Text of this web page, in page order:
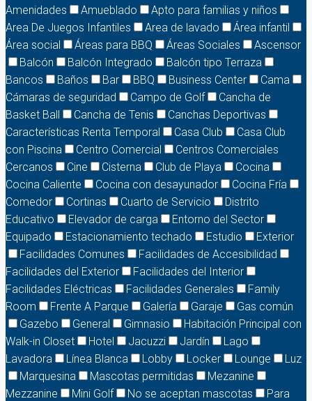
Amenidades
Amueblado
Apto para familias y niños
Area De Juegos Infantiles
Area de lavado
Área infantil
Área social
Áreas para BBQ Áreas Sociales
Ascensor
Balcón
Balcón Integrado
Balcón tipo Terraza
Bancos
Baños Bar BBQ Business Center
Cama
Cámaras de seguridad
Campo de Golf
Cancha de
Basket Ball
Cancha de Tenis
Canchas Deportivas
Características Renta Temporal
Casa Club
Casa Club
con Piscina
Centro Comercial
Centros Comerciales
Cercanos
Cine Cisterna Club de Playa
Cocina
Cocina Caliente
Cocina con desayunador
Cocina Fría
Comedor
Cortinas Cuarto de Servicio
Distrito
Educativo
Elevador de carga
Entorno del Sector
Equipado
Estacionamiento techado Estudio
Exterior
Facilidades Comunes
Facilidades de Accesibilidad
Facilidades del Exterior
Facilidades del Interior
Facilidades Eléctricas
Facilidades Generales
Family
Room
Frente A Parque Galería Garaje
Gas común
Gazebo
General Gimnasio
Habitación Principal con
Walk-in Closet
Hotel Jacuzzi Jardín
Lago
Lavadora
Línea Blanca Lobby Locker Lounge
Luz
Marquesina
Mascotas permitidas
Mezanine
Mezzanine
Mini Golf No se aceptan mascotas
Para